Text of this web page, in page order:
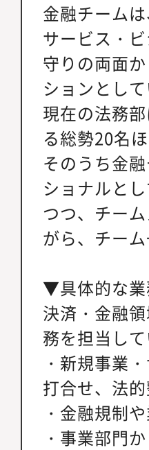
金融チーム
サービス・
守りの両面
ションとして
現在の法務
る総勢20名
そのうち金
ショナルと
つつ、チー
がら、チー
▼具体的な業
決済・金融
務を担当して
・新規事業
打合せ、法
・金融規制
・事業部門